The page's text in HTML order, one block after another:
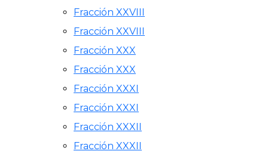
Fracción XXVIII
Fracción XXVIII
Fracción XXX
Fracción XXX
Fracción XXXI
Fracción XXXI
Fracción XXXII
Fracción XXXII